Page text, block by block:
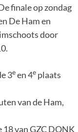
finale op zondag
De Ham en
door
3een 4e plaats
van de Ham,
18 van GZC DONK